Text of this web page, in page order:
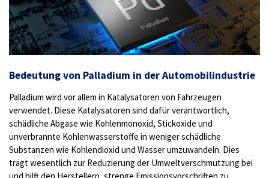
Bedeutung von Palladium in der Automobilindustrie
Palladium wird vor allem in Katalysatoren von Fahrzeugen
verwendet. Diese Katalysatoren sind dafür verantwortlich,
schädliche Abgase wie Kohlenmonoxid, Stickoxide und
unverbrannte Kohlenwasserstoffe in weniger schädliche
Substanzen wie Kohlendioxid und Wasser umzuwandeln. Dies
trägt wesentlich zur Reduzierung der Umweltverschmutzung bei